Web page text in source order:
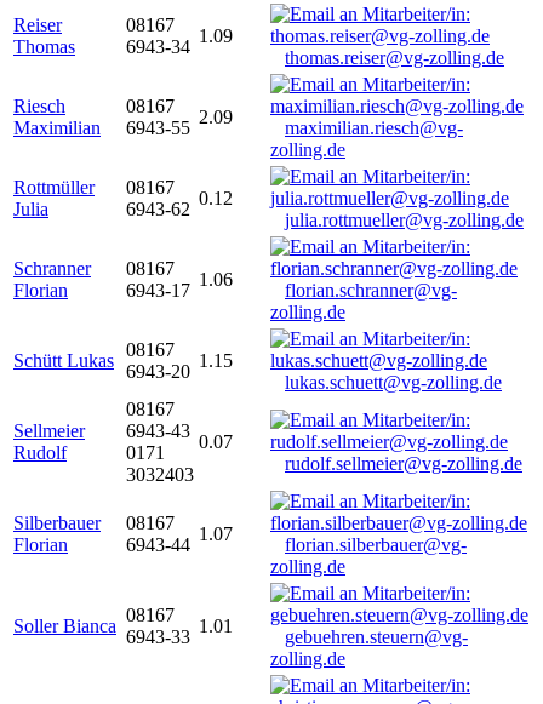
Reiser
Thomas
08167
6943-34
1.09
thomas.reiser@vg-zolling.de
Riesch
Maximilian
08167
6943-55
2.09
maximilian.riesch@vg-
zolling.de
Rottmüller
Julia
08167
6943-62
0.12
julia.rottmueller@vg-zolling.de
Schranner
Florian
08167
6943-17
1.06
florian.schranner@vg-
zolling.de
Schütt Lukas
08167
6943-20
1.15
lukas.schuett@vg-zolling.de
Sellmeier
Rudolf
08167
6943-43
0171
3032403
0.07
rudolf.sellmeier@vg-zolling.de
Silberbauer
Florian
08167
6943-44
1.07
florian.silberbauer@vg-
zolling.de
Soller Bianca
08167
6943-33
1.01
gebuehren.steuern@vg-
zolling.de